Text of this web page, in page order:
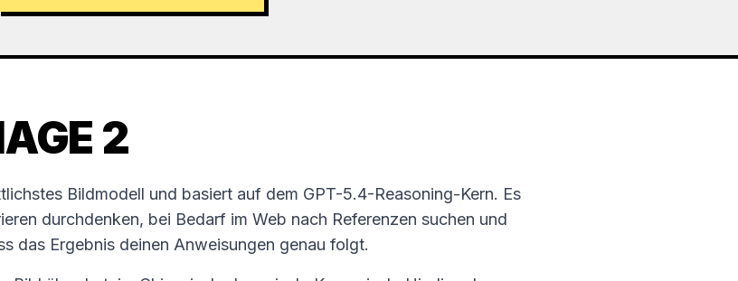
2
Bildmodell und basiert auf dem GPT-5.4-Reasoning-Kern. Es
durchdenken, bei Bedarf im Web nach Referenzen suchen und
das Ergebnis deinen Anweisungen genau folgt.